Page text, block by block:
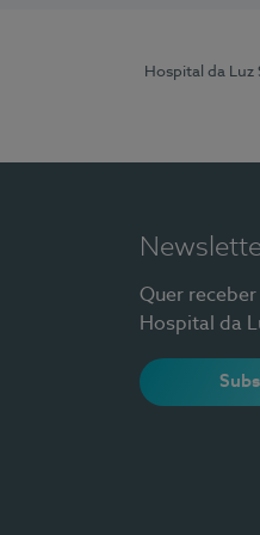
Hospital da Luz
Quer
Hospital da